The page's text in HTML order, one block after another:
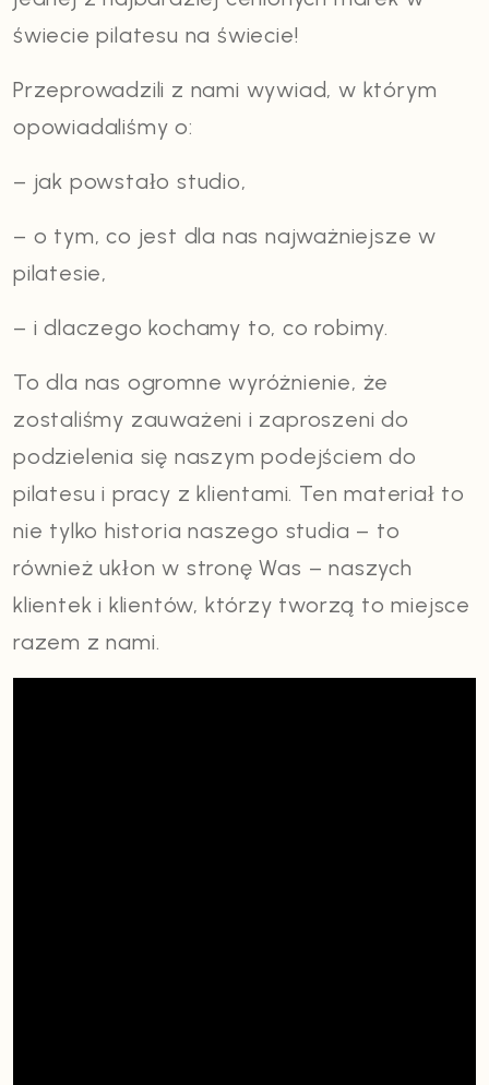
świecie pilatesu na świecie!
Przeprowadzili z nami wywiad, w którym
opowiadaliśmy o:
– jak powstało studio,
– o tym, co jest dla nas najważniejsze w
pilatesie,
– i dlaczego kochamy to, co robimy.
To dla nas ogromne wyróżnienie, że
zostaliśmy zauważeni i zaproszeni do
podzielenia się naszym podejściem do
pilatesu i pracy z klientami. Ten materiał to
nie tylko historia naszego studia – to
również ukłon w stronę Was – naszych
klientek i klientów, którzy tworzą to miejsce
razem z nami.